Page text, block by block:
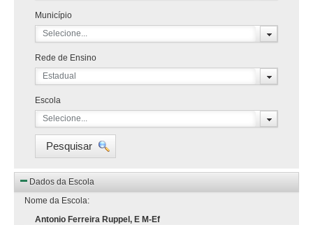
Município
Selecione...
Rede de Ensino
Estadual
Escola
Selecione...
Pesquisar
Dados da Escola
Nome da Escola:
Antonio Ferreira Ruppel, E M-Ef